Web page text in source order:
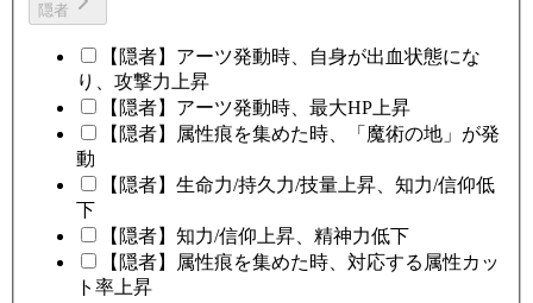
隠者
【隠者】アーツ発動時、自身が出血状態にな
り、攻撃力上昇
【隠者】アーツ発動時、最大HP上昇
【隠者】属性痕を集めた時、「魔術の地」が発
動
【隠者】生命力/持久力/技量上昇、知力/信仰低
下
【隠者】知力/信仰上昇、精神力低下
【隠者】属性痕を集めた時、対応する属性カッ
ト率上昇